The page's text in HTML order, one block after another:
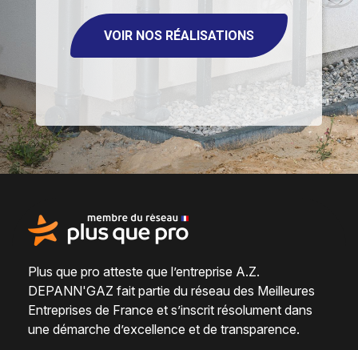
VOIR NOS RÉALISATIONS
Plus que pro atteste que l’entreprise A.Z.
DEPANN'GAZ fait partie du réseau des Meilleures
Entreprises de France et s’inscrit résolument dans
une démarche d’excellence et de transparence.